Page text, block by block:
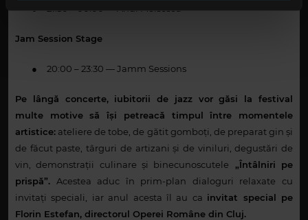
continuați să utilizați website-ul nostru, sunteți de acord
Jam Session Stage
● 20:00 – 23:30 — Jamm Sessions
Pe lângă concerte, iubitorii de jazz vor găsi la festival
multe motive să își petreacă timpul între momentele
artistice: ateliere de tobe, de gătit gomboți, de preparat gin și
de făcut paste, târguri de artizani și de viniluri, degustări de
vin, demonstrații culinare și binecunoscutele „Întâlniri pe
prispă”. Acestea aduc în prim-plan dialoguri relaxate cu
invitați speciali, iar anul acesta îl au ca invitat special pe
Florin Estefan, directorul Operei Române din Cluj.